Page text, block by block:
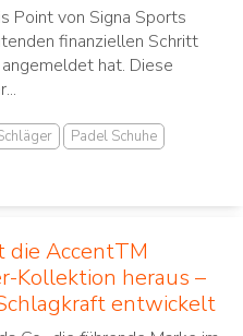
Point von Signa Sports
finanziellen Schritt
hat. Diese
Padel Schuhe
AccentTM
Kollektion heraus –
entwickelt